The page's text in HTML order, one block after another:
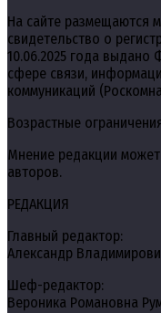
На сайте размещаются
свидетельство о
10.06.2025 года выдано
сфере связи,
коммуникаций
Возрастные
Мнение редакции
авторов.
РЕДАКЦИЯ
Главный редактор:
Александр
Шеф-редактор:
Вероника Романовна